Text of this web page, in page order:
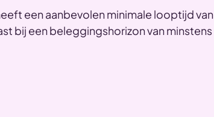
een aanbevolen minimale looptijd van
bij een beleggingshorizon van minstens